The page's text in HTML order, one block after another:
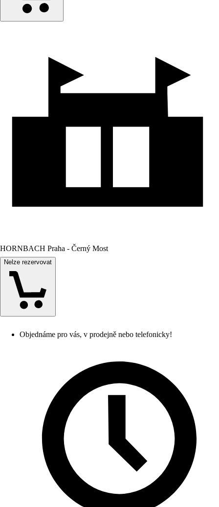
HORNBACH Praha - Černý Most
Nelze rezervovat
Objednáme pro vás, v prodejně nebo telefonicky!